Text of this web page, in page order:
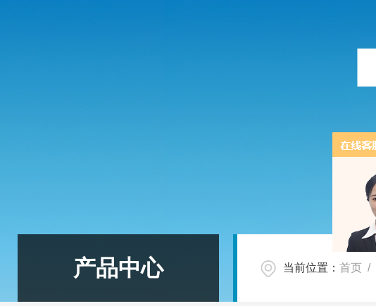
产品中心 当前位置： 首页 /